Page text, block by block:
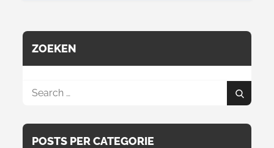
l’article
ZOEKEN
Search
Search
POSTS PER CATEGORIE